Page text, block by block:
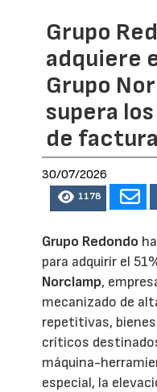
Grupo
adquiere
Grupo
supera
de
30/07/2026
1178
Grupo Redondo
para adquirir el
Norclamp,
mecanizado de
repetitivas,
críticos
máquina-
especial, la